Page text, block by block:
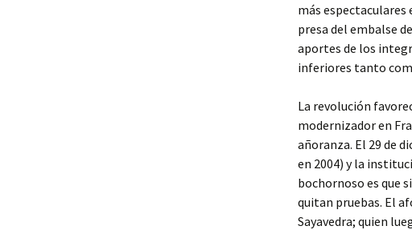
más espectaculares
presa del embalse
aportes de los
inferiores tanto
La revolución
modernizador en
añoranza. El 29 de
en 2004) y la
bochornoso es que
quitan pruebas. El
Sayavedra; quien